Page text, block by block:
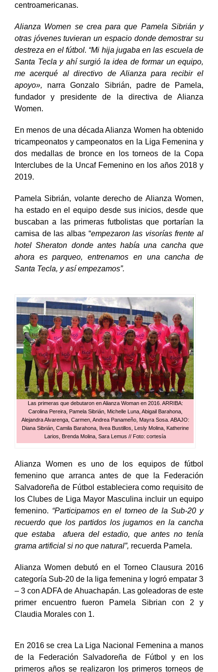
centroamericanas.
Alianza Women se crea para que Pamela Sibrián y
otras jóvenes tuvieran un espacio donde demostrar su
destreza en el fútbol. “Mi hija jugaba en las escuela de
Santa Tecla y ahí surgió la idea de formar un equipo,
me acerqué al directivo de Alianza para recibir el
apoyo», narra Gonzalo Sibrián, padre de Pamela,
fundador y presidente de la directiva de Alianza
Women.
En menos de una década Alianza Women ha obtenido
tricampeonatos y campeonatos en la Liga Femenina y
dos medallas de bronce en los torneos de la Copa
Interclubes de la Uncaf Femenino en los años 2018 y
2019.
Pamela Sibrián, volante derecho de Alianza Women,
ha estado en el equipo desde sus inicios, desde que
buscaban a las primeras futbolistas que portarían la
camisa de las albas “empezaron las visorías frente al
hotel Sheraton donde antes había una cancha que
ahora es parqueo, entrenamos en una cancha de
Santa Tecla, y así empezamos”.
Las primeras que debutaron en Alianza Woman en 2016. ARRIBA:
Carolina Pereira, Pamela Sibrián, Michelle Luna, Abigail Barahona,
Alejandra Alvarenga, Carmen, Andrea Panameño, Mayra Sosa. ABAJO:
Diana Sibrián, Camila Barahona, Ilvea Bustillos, Lesly Molina, Katherine
Larios, Brenda Molina, Sara Lemus // Foto: cortesía
Alianza Women es uno de los equipos de fútbol
femenino que arranca antes de que la Federación
Salvadoreña de Fútbol estableciera como requisito de
los Clubes de Liga Mayor Masculina incluir un equipo
femenino. “Participamos en el torneo de la Sub-20 y
recuerdo que los partidos los jugamos en la cancha
que estaba afuera del estadio, que antes no tenía
grama artificial si no que natural”, recuerda Pamela.
Alianza Women debutó en el Torneo Clausura 2016
categoría Sub-20 de la liga femenina y logró empatar 3
– 3 con ADFA de Ahuachapán. Las goleadoras de este
primer encuentro fueron Pamela Sibrian con 2 y
Claudia Morales con 1.
En 2016 se crea La Liga Nacional Femenina a manos
de la Federación Salvadoreña de Fútbol y en los
primeros años se realizaron los primeros torneos de